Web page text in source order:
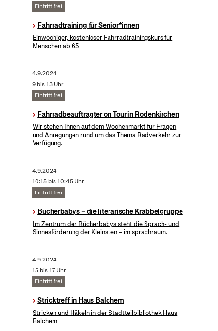
Eintritt frei
Fahrradtraining für Senior*innen
Einwöchiger, kostenloser Fahrradtrainingskurs für
Menschen ab 65
4.9.2024
9 bis 13 Uhr
Eintritt frei
Fahrradbeauftragter on Tour in Rodenkirchen
Wir stehen Ihnen auf dem Wochenmarkt für Fragen
und Anregungen rund um das Thema Radverkehr zur
Verfügung.
4.9.2024
10:15 bis 10:45 Uhr
Eintritt frei
Bücherbabys – die literarische Krabbelgruppe
Im Zentrum der Bücherbabys steht die Sprach- und
Sinnesförderung der Kleinsten – im sprachraum.
4.9.2024
15 bis 17 Uhr
Eintritt frei
Stricktreff in Haus Balchem
Stricken und Häkeln in der Stadtteilbibliothek Haus
Balchem